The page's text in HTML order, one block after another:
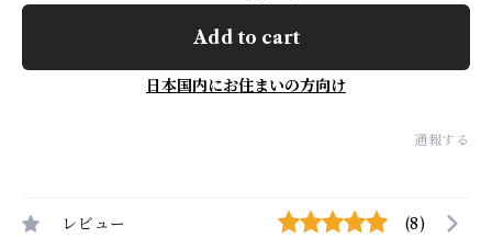
Add to cart
日本国内にお住まいの方向け
通報する
レビュー (8)